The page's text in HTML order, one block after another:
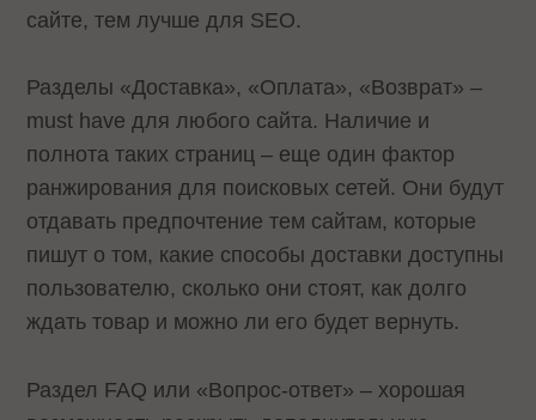
сайте, тем лучше для SEO.
Разделы «Доставка», «Оплата», «Возврат» –
must have для любого сайта. Наличие и
полнота таких страниц – еще один фактор
ранжирования для поисковых сетей. Они будут
отдавать предпочтение тем сайтам, которые
пишут о том, какие способы доставки доступны
пользователю, сколько они стоят, как долго
ждать товар и можно ли его будет вернуть.
Раздел FAQ или «Вопрос-ответ» – хорошая